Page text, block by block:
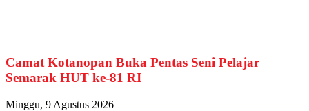
Camat Kotanopan Buka Pentas Seni Pelajar
Semarak HUT ke-81 RI
Minggu, 9 Agustus 2026